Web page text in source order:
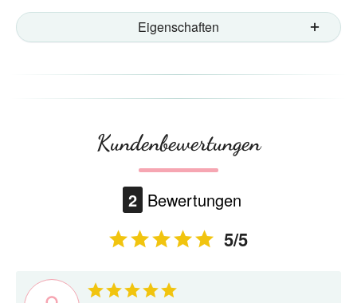
Eigenschaften
Kundenbewertungen
2 Bewertungen
5/5